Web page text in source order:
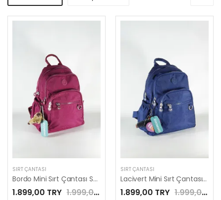
SIRT ÇANTASI
Bordo Mini Sırt Çantası Su Geçirmez Günlük Kullanım Mega 12'' İnç Tablet Çantası by Nemo Group
1.899,00 TRY 1.999,00 TRY
SIRT ÇANTASI
Lacivert Mini Sırt Çantası Su Geçirmez Günlük Kullanım Mega 12'' İnç Tablet Çantası by Nemo Group
1.899,00 TRY 1.999,00 TRY